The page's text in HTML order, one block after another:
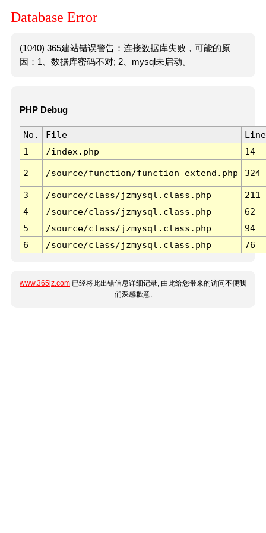
Database Error
(1040) 365建站错误警告：连接数据库失败，可能的原
因：1、数据库密码不对; 2、mysql未启动。
PHP Debug
No. File
Line
1
/index.php 14
2 /source/function/function_extend.php 324
3 /source/class/jzmysql.class.php
211
4
/source/class/jzmysql.class.php
62
5
/source/class/jzmysql.class.php
94
6
/source/class/jzmysql.class.php 76
www.365jz.com 已经将此出错信息详细记录, 由此给您带来的访问不便我
们深感歉意.